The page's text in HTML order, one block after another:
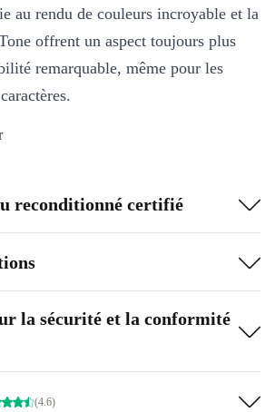
au rendu de couleurs incroyable et la
offrent un aspect toujours plus
remarquable, même pour les
a été agrandi de 20 %, le
le mécanisme papillon qui
et l’ensemble du MacBook Air est
bien que le clavier et l’écran
g et jusqu’à 12 h d’autonomie.
8210Y de la huitième génération et
reconditionné certifié
la sécurité et la conformité
(4.6)